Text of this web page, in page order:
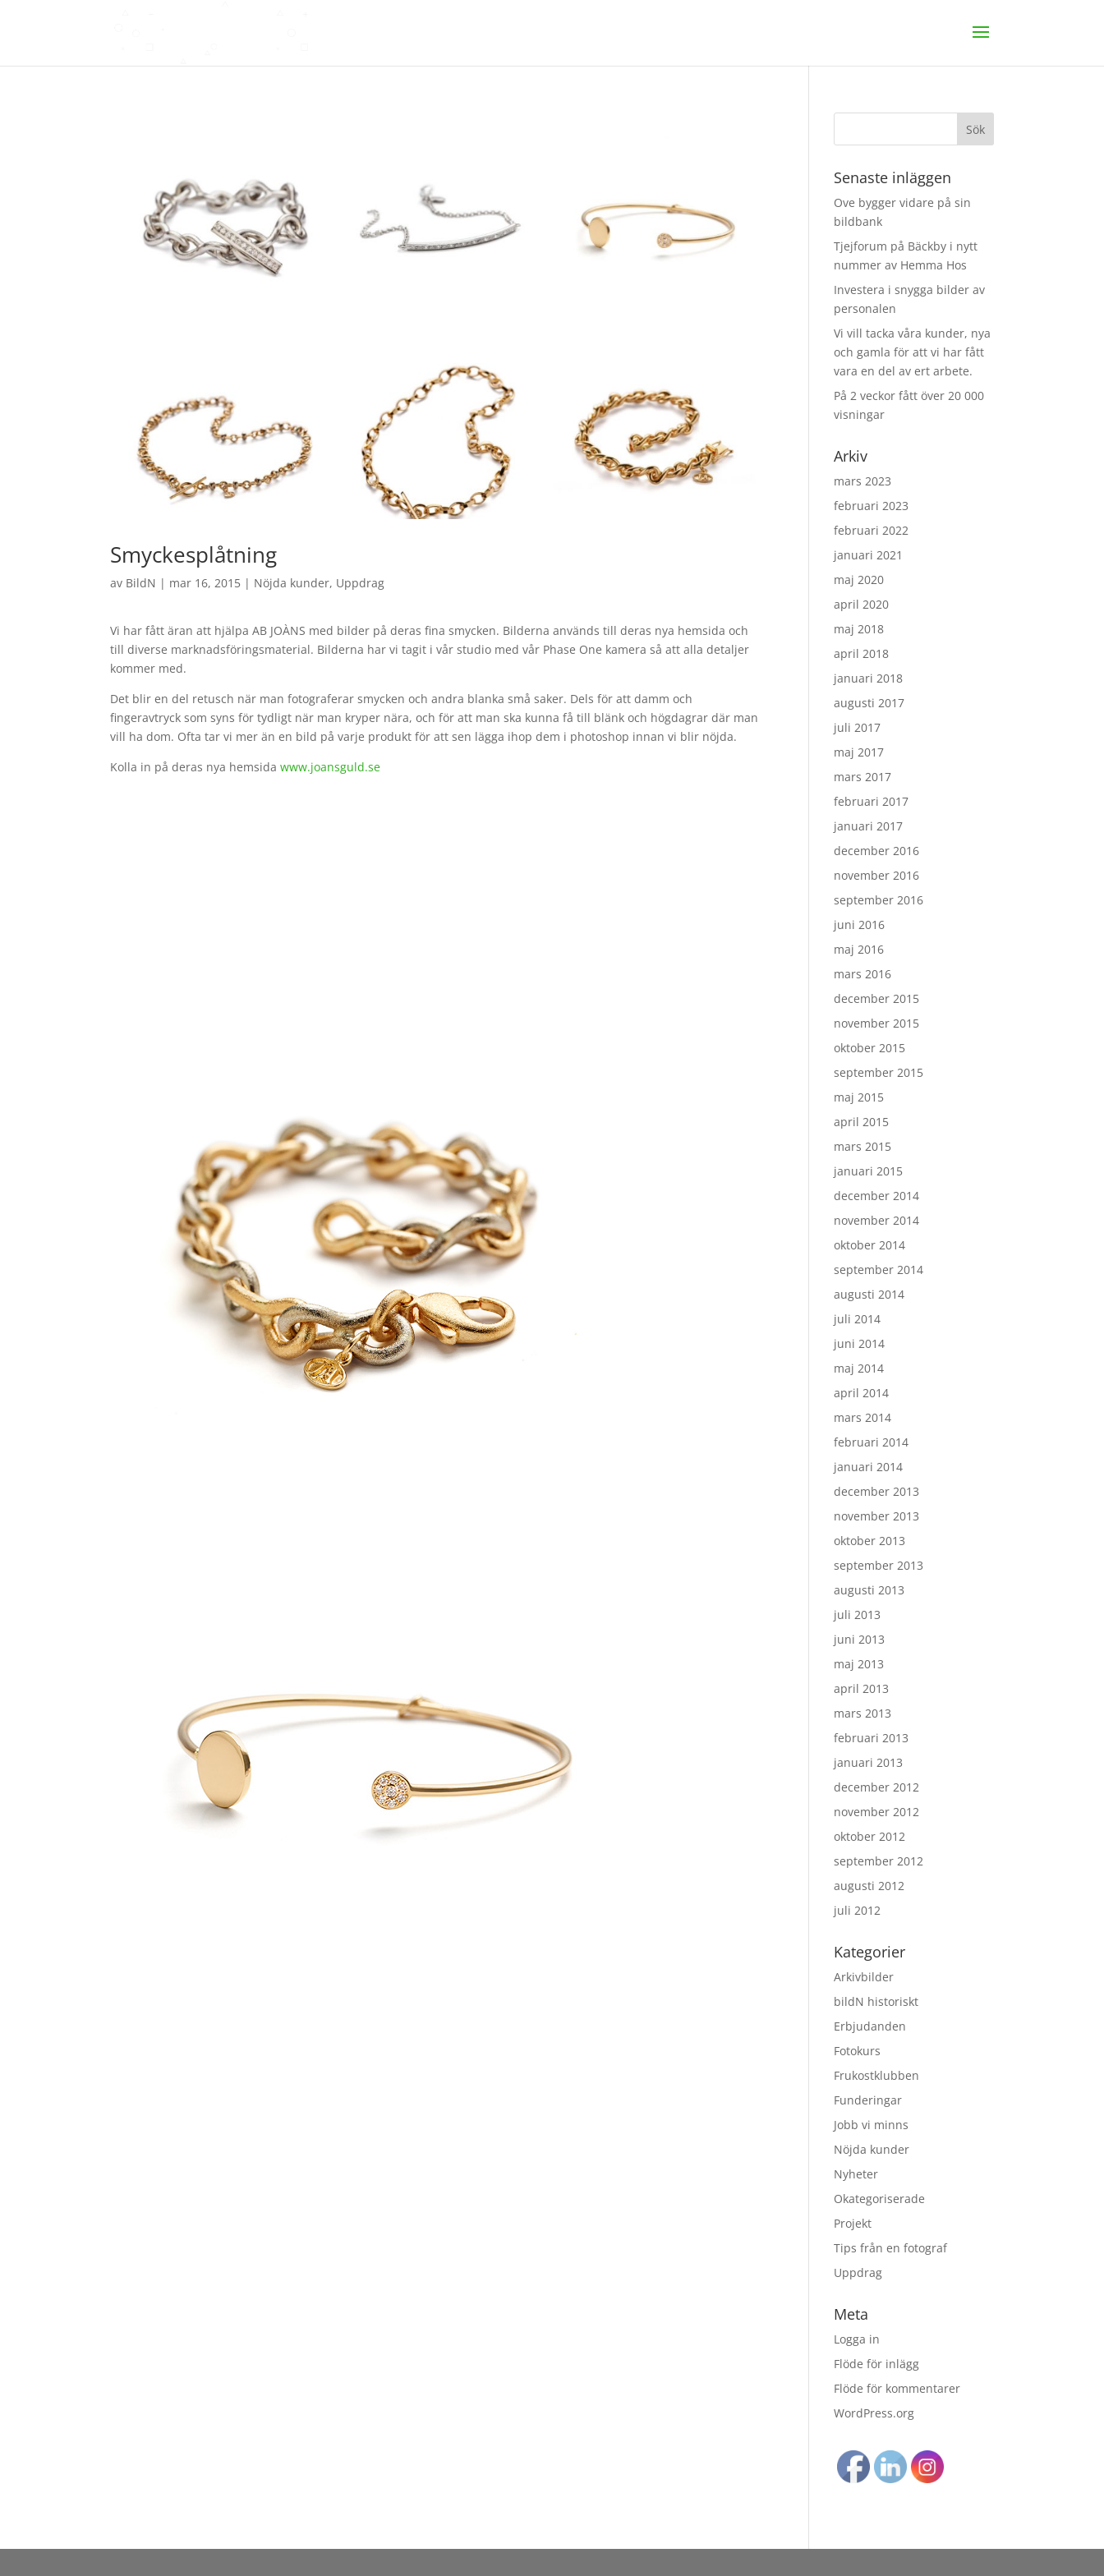
Smyckesplåtning
av BildN | mar 16, 2015 | Nöjda kunder, Uppdrag
Vi har fått äran att hjälpa AB JOÀNS med bilder på deras fina smycken. Bilderna används till deras nya hemsida och
till diverse marknadsföringsmaterial. Bilderna har vi tagit i vår studio med vår Phase One kamera så att alla detaljer
kommer med.
Det blir en del retusch när man fotograferar smycken och andra blanka små saker. Dels för att damm och
fingeravtryck som syns för tydligt när man kryper nära, och för att man ska kunna få till blänk och högdagrar där man
vill ha dom. Ofta tar vi mer än en bild på varje produkt för att sen lägga ihop dem i photoshop innan vi blir nöjda.
Kolla in på deras nya hemsidawww.joansguld.se
Senaste inläggen
Ove bygger vidare på sin
bildbank
Tjejforum på Bäckby i nytt
nummer av Hemma Hos
Investera i snygga bilder av
personalen
Vi vill tacka våra kunder, nya
och gamla för att vi har fått
vara en del av ert arbete.
På 2 veckor fått över 20 000
visningar
Arkiv
mars 2023
februari 2023
februari 2022
januari 2021
maj 2020
april 2020
maj 2018
april 2018
januari 2018
augusti 2017
juli 2017
maj 2017
mars 2017
februari 2017
januari 2017
december 2016
november 2016
september 2016
juni 2016
maj 2016
mars 2016
december 2015
november 2015
oktober 2015
september 2015
maj 2015
april 2015
mars 2015
januari 2015
december 2014
november 2014
oktober 2014
september 2014
augusti 2014
juli 2014
juni 2014
maj 2014
april 2014
mars 2014
februari 2014
januari 2014
december 2013
november 2013
oktober 2013
september 2013
augusti 2013
juli 2013
juni 2013
maj 2013
april 2013
mars 2013
februari 2013
januari 2013
december 2012
november 2012
oktober 2012
september 2012
augusti 2012
juli 2012
Kategorier
Arkivbilder
bildN historiskt
Erbjudanden
Fotokurs
Frukostklubben
Funderingar
Jobb vi minns
Nöjda kunder
Nyheter
Okategoriserade
Projekt
Tips från en fotograf
Uppdrag
Meta
Logga in
Flöde för inlägg
Flöde för kommentarer
WordPress.org